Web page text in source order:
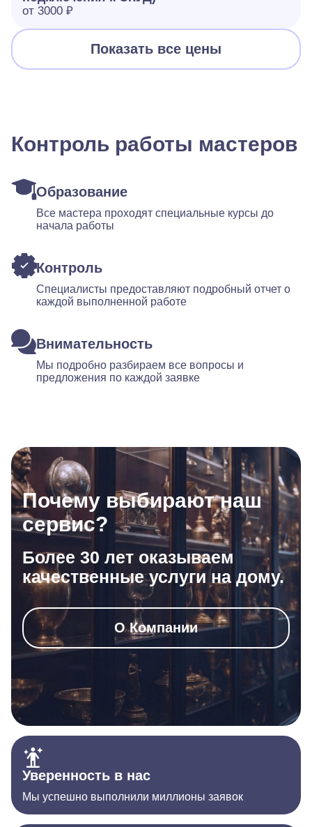
от 3000 ₽
Показать все цены
Контроль работы мастеров
Образование
Все мастера проходят специальные курсы до
начала работы
Контроль
Специалисты предоставляют подробный отчет о
каждой выполненной работе
Внимательность
Мы подробно разбираем все вопросы и
предложения по каждой заявке
Почему выбирают наш
сервис?
Более 30 лет оказываем
качественные услуги на дому.
О Компании
Уверенность в нас
Мы успешно выполнили миллионы заявок